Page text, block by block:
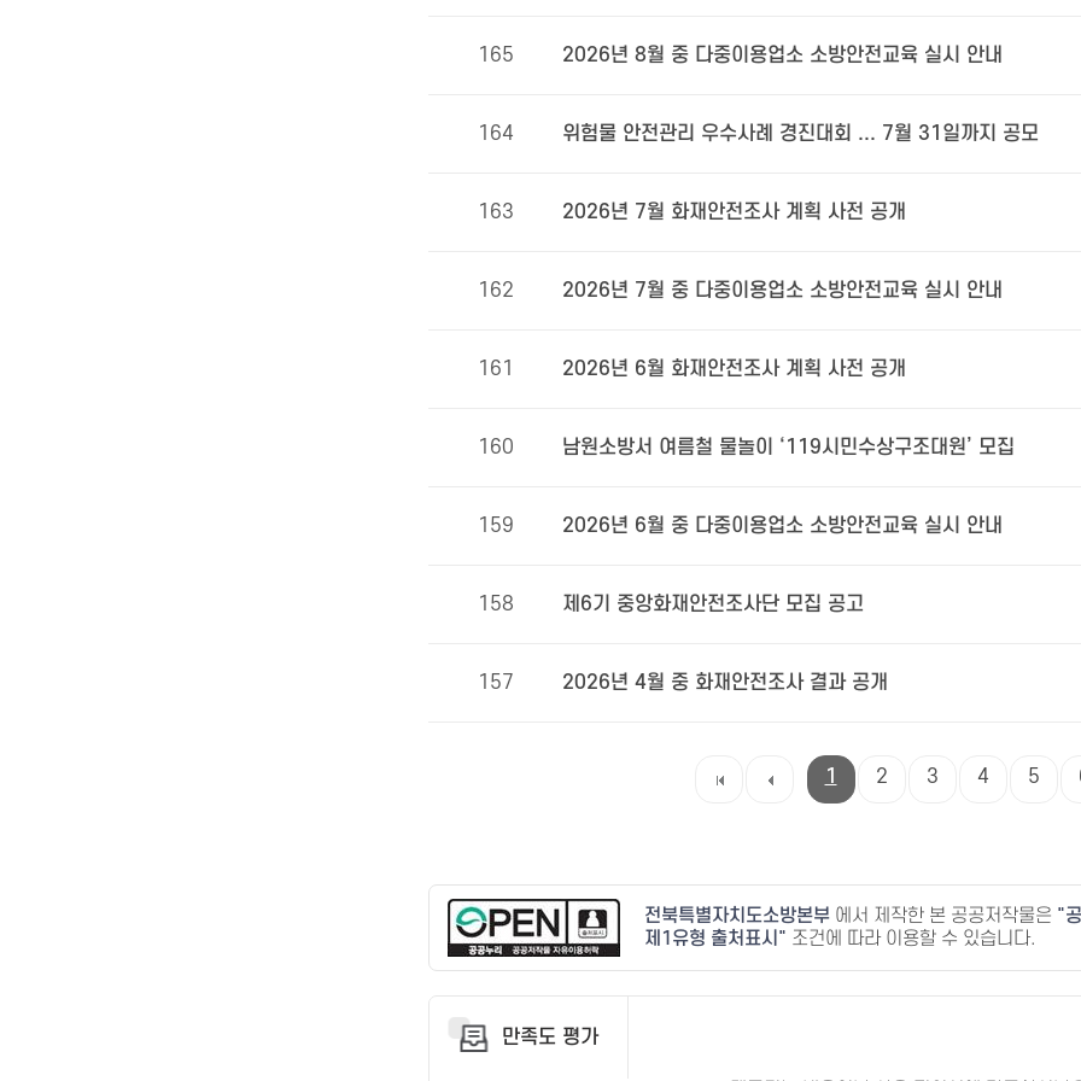
165 2026년 8월 중 다중이용업소 소방안전교육 실시 안내
164 위험물 안전관리 우수사례 경진대회 ... 7월 31일까지 공모
163 2026년 7월 화재안전조사 계획 사전 공개
162 2026년 7월 중 다중이용업소 소방안전교육 실시 안내
161 2026년 6월 화재안전조사 계획 사전 공개
160 남원소방서 여름철 물놀이 ‘119시민수상구조대원’ 모집
159 2026년 6월 중 다중이용업소 소방안전교육 실시 안내
158 제6기 중앙화재안전조사단 모집 공고
157 2026년 4월 중 화재안전조사 결과 공개
1 2 3 4 5
전북특별자치도소방본부 에서 제작한 본 공공저작물은
제1유형 출처표시
조건에 따라 이용할 수 있습니다.
만족도 평가